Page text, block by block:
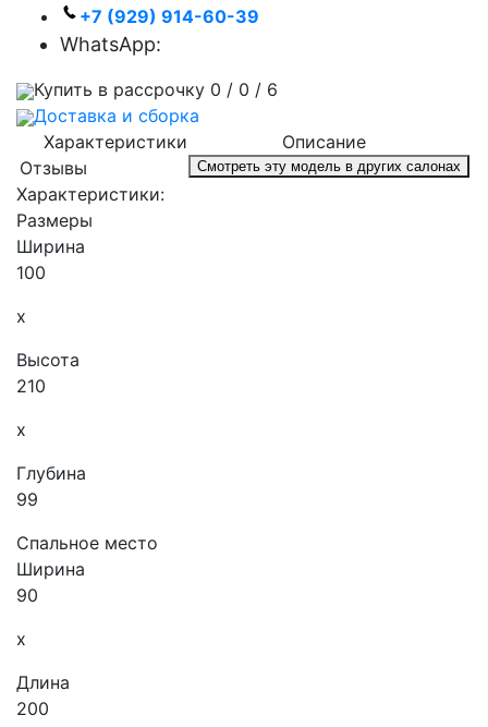
+7 (929) 914-60-39
WhatsApp:
Купить в рассрочку 0 / 0 / 6
Доставка и сборка
Характеристики
Описание
Отзывы
Смотреть эту модель в других салонах
Характеристики:
Размеры
Ширина
100
x
Высота
210
x
Глубина
99
Спальное место
Ширина
90
x
Длина
200